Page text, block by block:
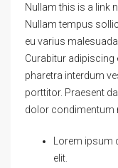
Nullam this is a link
Nullam tempus
eu varius
Curabitur adipiscing
pharetra interdum
porttitor. Praesent
dolor condimentum
Lorem ipsum
elit.